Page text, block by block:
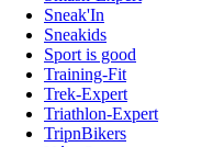
Sneak'In
Sneakids
Sport is good
Training-Fit
Trek-Expert
Triathlon-Expert
TripnBikers